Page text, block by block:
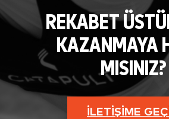
REKABET
KAZANMAYA
MISINIZ?
İLETIŞIME